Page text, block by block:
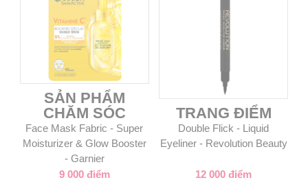
SẢN PHẨM
CHĂM SÓC
Face Mask Fabric - Super
Moisturizer & Glow Booster
- Garnier
9 000 điểm
TRANG ĐIỂM
Double Flick - Liquid
Eyeliner - Revolution Beauty
12 000 điểm